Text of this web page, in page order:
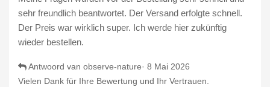
sehr freundlich beantwortet. Der Versand erfolgte schnell.
Der Preis war wirklich super. Ich werde hier zukünftig
wieder bestellen.
Antwoord van observe-nature· 8 Mai 2026
Vielen Dank für Ihre Bewertung und Ihr Vertrauen.